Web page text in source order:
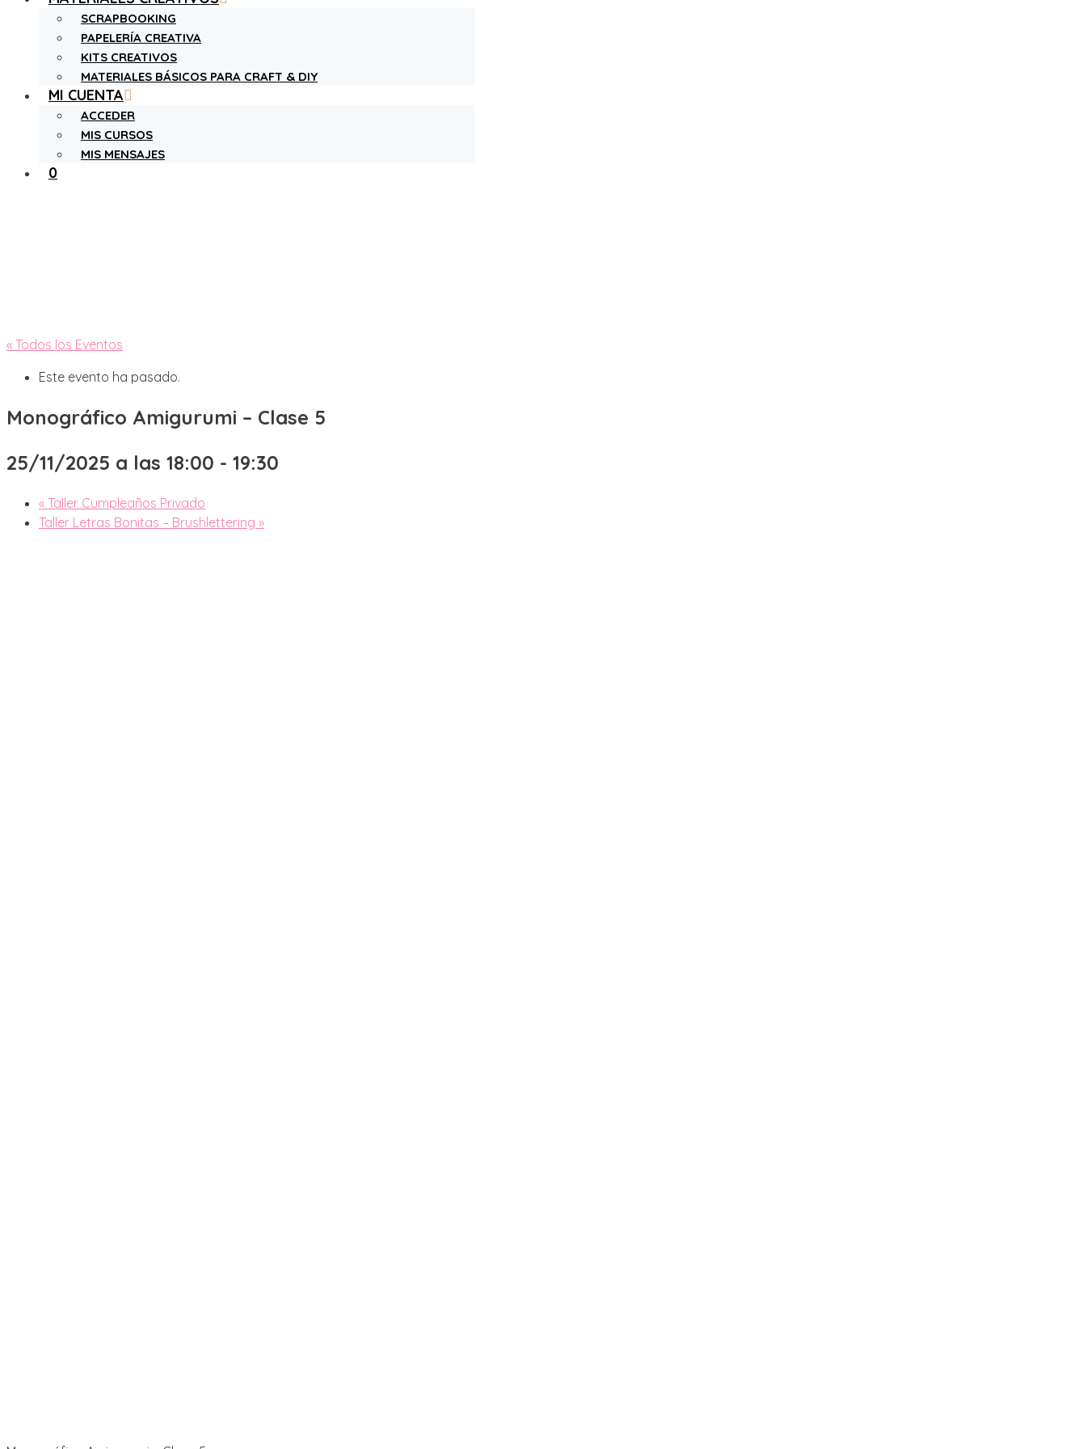
SCRAPBOOKING
PAPELERÍA CREATIVA
KITS CREATIVOS
MATERIALES BÁSICOS PARA CRAFT & DIY
MI CUENTA
ACCEDER
MIS CURSOS
MIS MENSAJES
0
« Todos los Eventos
Este evento ha pasado.
Monográfico Amigurumi – Clase 5
25/11/2025 a las 18:00 - 19:30
« Taller Cumpleaños Privado
Taller Letras Bonitas – Brushlettering »